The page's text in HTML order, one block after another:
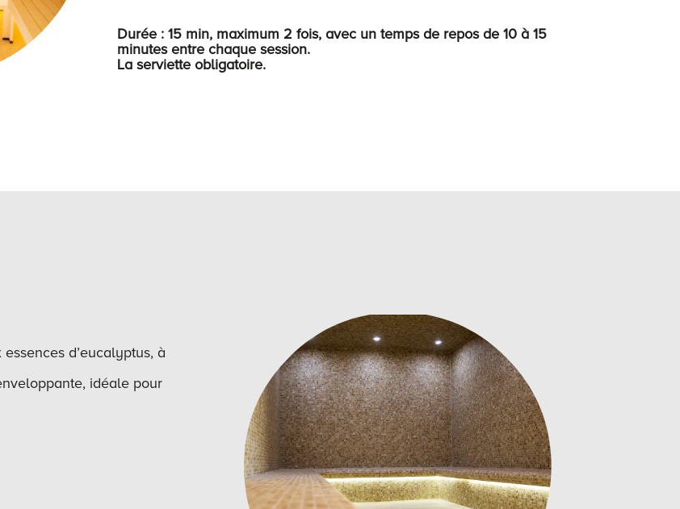
Durée : 15 min, maximum 2 fois, avec un temps de repos de 10 à 15
minutes entre chaque session.
La serviette obligatoire.
d’eucalyptus, à
idéale pour